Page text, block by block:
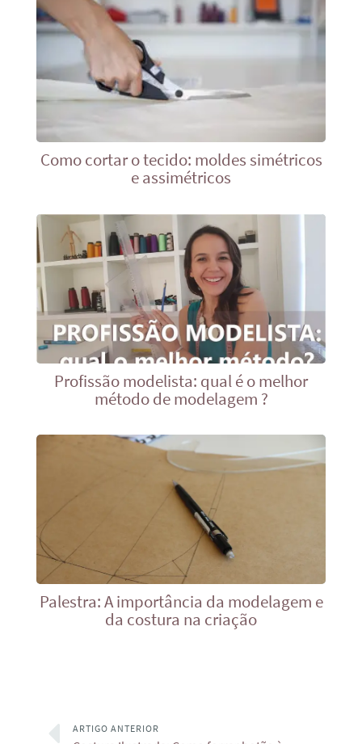
Como cortar o tecido: moldes simétricos
e assimétricos
Profissão modelista: qual é o melhor
método de modelagem ?
Palestra: A importância da modelagem e
da costura na criação
ARTIGO ANTERIOR